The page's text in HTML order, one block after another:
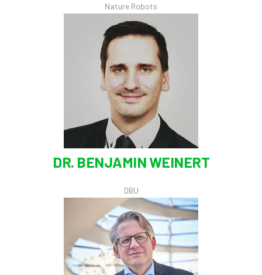
Nature Robots
DR. BENJAMIN WEINERT
DBU